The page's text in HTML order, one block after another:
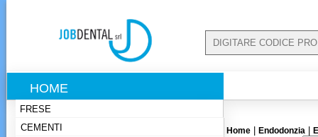
HOME
FRESE
CEMENTI
Home Endodonzia